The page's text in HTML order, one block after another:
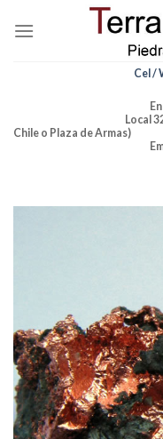
Cel /
Entrar por
Local 325, Piso 3,
Chile o Plaza de Armas)
Email: